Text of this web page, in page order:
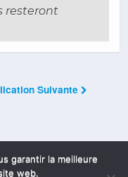
resteront
Suivante
Fermés
garantir la meilleure
web.